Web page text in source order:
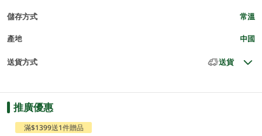
儲存方式 常溫
產地 中國
送貨方式 送貨
推廣優惠
滿$1399送1件贈品